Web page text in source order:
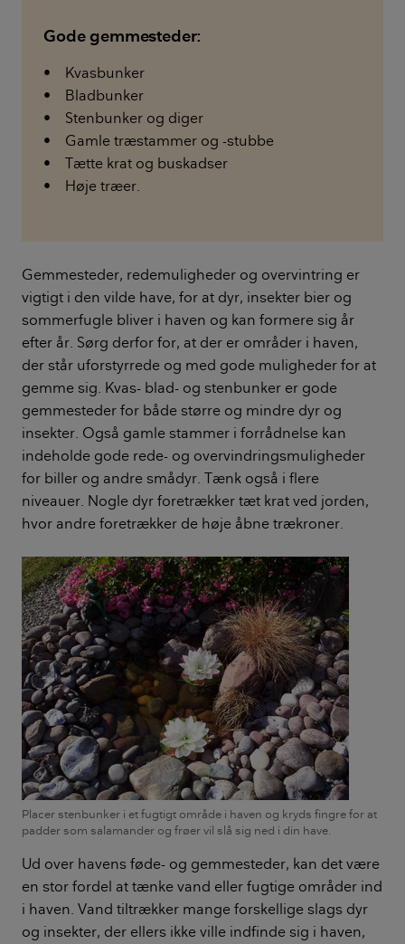
Gode gemmesteder:
• Kvasbunker
• Bladbunker
• Stenbunker og diger
• Gamle træstammer og -stubbe
• Tætte krat og buskadser
• Høje træer.
Gemmesteder, redemuligheder og overvintring er
vigtigt i den vilde have, for at dyr, insekter bier og
sommerfugle bliver i haven og kan formere sig år
efter år. Sørg derfor for, at der er områder i haven,
der står uforstyrrede og med gode muligheder for at
gemme sig. Kvas- blad- og stenbunker er gode
gemmesteder for både større og mindre dyr og
insekter. Også gamle stammer i forrådnelse kan
indeholde gode rede- og overvindringsmuligheder
for biller og andre smådyr. Tænk også i flere
niveauer. Nogle dyr foretrækker tæt krat ved jorden,
hvor andre foretrækker de høje åbne trækroner.
Placer stenbunker i et fugtigt område i haven og kryds fingre for at
padder som salamander og frøer vil slå sig ned i din have.
Ud over havens føde- og gemmesteder, kan det være
en stor fordel at tænke vand eller fugtige områder ind
i haven. Vand tiltrækker mange forskellige slags dyr
og insekter, der ellers ikke ville indfinde sig i haven,